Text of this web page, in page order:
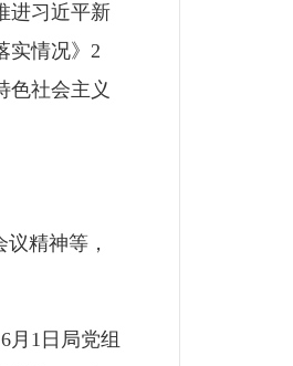
进习近平新
实情况》2
色社会主义
精神等，
1日局党组